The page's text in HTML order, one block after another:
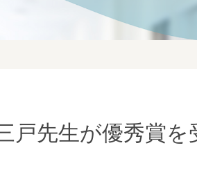
戸先生が優秀賞を